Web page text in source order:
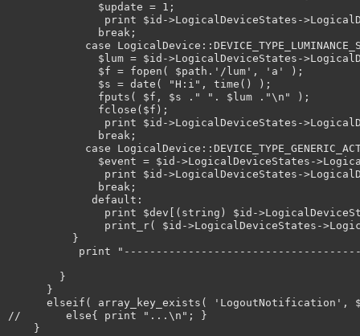
              $update = 1;
print $id->LogicalDeviceStates-
              break;
case
$lum = $id->LogicalDeviceStates-
              $f = fopen( $path.'/lum', 'a' );
              $s = date( "H:i", time() );
              fputs( $f, $s ." ". $lum ."\n" );
              fclose($f);
print $id->LogicalDeviceStates-
              break;
case
$event = $id->LogicalDeviceStates-
print $id->LogicalDeviceStates-
              break;
             default:
print $dev[(string) $id-
print_r( $id->LogicalDeviceStates-
          }
print
        }
      }
elseif( array_key_exists( 'LogoutNotification',
//       else{ print "...\n"; }
    }